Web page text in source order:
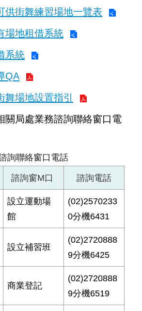
供街舞練習場地一覽表
場地租借系統
系統
QA
舞場地設置指引
關局處業務諮詢聯絡窗口電
諮詢窗M口 諮詢電話
詢聯絡窗口電話
設立運動場
館
(02)2570233
0分機6431
設立補習班
(02)2720888
9分機6425
商業登記
(02)2720888
9分機6519